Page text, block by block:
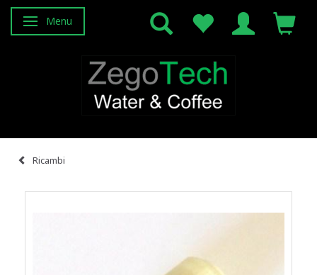
Attiva/disattiva navigazione
Menu
Ricambi